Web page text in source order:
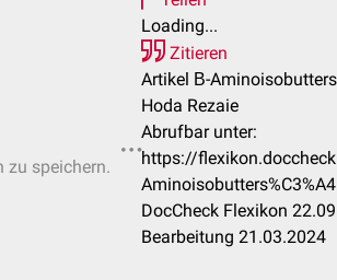
zu speichern.
Loading...
Zitieren
Artikel Β-
Hoda Rezaie
Abrufbar unter:
https://
DocCheck Flexikon
Bearbeitung 21.03.2024